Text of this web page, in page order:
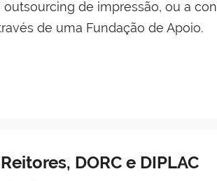
de impressão, ou a
de uma Fundação de Apoio.
DORC e DIPLAC